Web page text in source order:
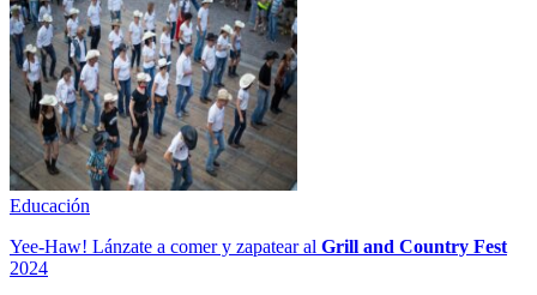
Educación
Yee-Haw! Lánzate a comer y zapatear al Grill and Country Fest
2024